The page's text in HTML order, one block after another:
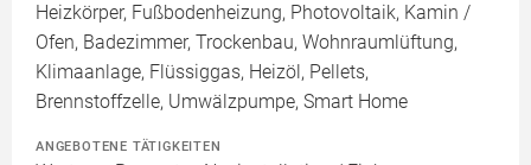
Heizkörper, Fußbodenheizung, Photovoltaik, Kamin /
Ofen, Badezimmer, Trockenbau, Wohnraumlüftung,
Klimaanlage, Flüssiggas, Heizöl, Pellets,
Brennstoffzelle, Umwälzpumpe, Smart Home
ANGEBOTENE TÄTIGKEITEN